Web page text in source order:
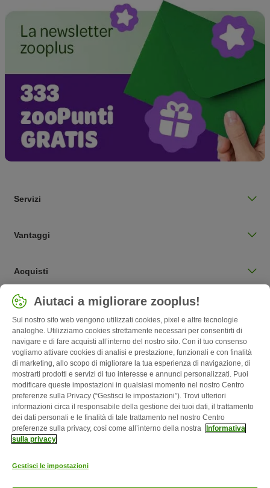
Servizi
Vantaggi
Acquisti
Seleziona Paese
Italia / IT
Follow zooplus
Chi siamo Carriera
Aiutaci a migliorare zooplus!
Sul nostro sito web vengono utilizzati cookies, pixel e altre tecnologie
analoghe. Utilizziamo cookies strettamente necessari per consentirti di
navigare e di fare acquisti all’interno del nostro sito. Con il tuo consenso
vogliamo attivare cookies di analisi e prestazione, funzionali e con finalità
di marketing, allo scopo di migliorare la tua esperienza di navigazione, di
mostrarti prodotti e servizi di tuo interesse e annunci personalizzati. Puoi
modificare queste impostazioni in qualsiasi momento nel nostro Centro
preferenze sulla Privacy (“Gestisci le impostazioni”). Trovi ulteriori
informazioni circa il responsabile della gestione dei tuoi dati, il trattamento
dei dati personali e le finalità di tale trattamento nel nostro Centro
preferenze sulla privacy, così come all’interno della nostra
Informativa
sulla privacy
Gestisci le impostazioni